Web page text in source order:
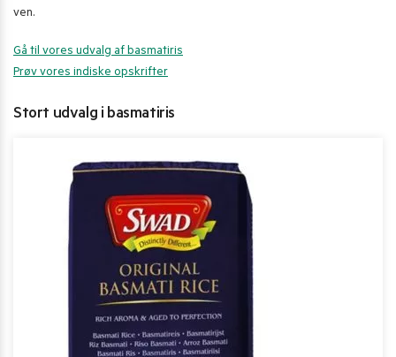
ven.
Gå til vores udvalg af basmatiris
Prøv vores indiske opskrifter
Stort udvalg i basmatiris